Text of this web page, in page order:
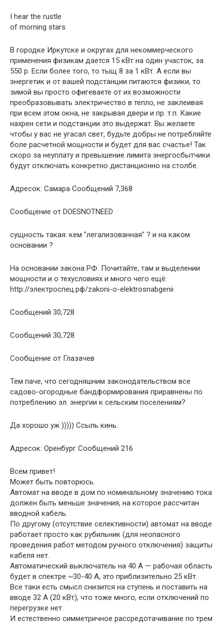
I hear the rustle
of morning stars.
В городке Иркутске и округах для некоммерческого
применения физикам дается 15 кВт на один участок, за
550 р. Если более того, то тыщ 8 за 1 кВт. А если вы
энергетик и от вашей подстанции питаются физики, то
зимой вы просто офигеваете от их возможности
преобразовывать электричество в тепло, не заклеивая
при всем этом окна, не закрывая двери и пр. т.п. Какие
нахрен сети и подстанции это выдержат. Вы желаете
чтобы у вас не угасал свет, будьте добры не потребляйте
боле расчетной мощности и будет для вас счастье! Так
скоро за неуплату и превышение лимита энергосбытчики
будут отключать конкретно дистанционно на столбе.
Адресок: Самара Сообщений 7,368
Сообщение от DOESNOTNEED
сущность такая: кем "легализованная" ? и на каком
основании ?
На основании закона РФ. Почитайте, там и выделении
мощности и о техусловиях и много чего ещё:
http://электроспец.рф/zakoni-o-elektrosnabgenii
Сообщений 30,728
Сообщений 30,728
Сообщение от Глазачев
Тем паче, что сегодняшним законодательством все
садово-огородные бандформирования приравнены по
потреблению эл. энергии к сельским поселениям?
Да хорошо уж ))))) Ссыль кинь.
Адресок: Оренбург Сообщений 216
Всем привет!
Может быть повторюсь.
Автомат на вводе в дом по номинальному значению тока
должен быть меньше значения, на которое рассчитан
вводной кабель.
По другому (отсутствие селективности) автомат на вводе
работает просто как рубильник (для неопасного
проведения работ методом ручного отключения) защиты
кабеля нет.
Автоматический выключатель на 40 А — рабочая область
будет в спектре ~30-40 А, это приблизительно 25 кВт.
Все таки есть смысл снизится на ступень и поставить на
вводе 32 А (20 кВт), что тоже много, если отключений по
перегрузке нет.
И естественно симметричное рассредотачивание по трем